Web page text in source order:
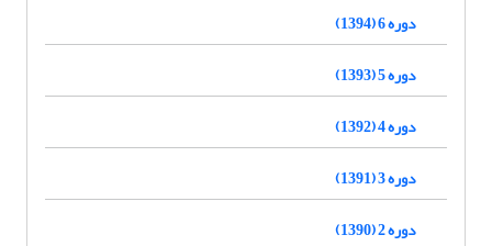
دوره 6 (1394)
دوره 5 (1393)
دوره 4 (1392)
دوره 3 (1391)
دوره 2 (1390)